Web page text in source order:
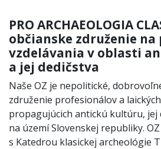
PRO ARCHAEOLOGIA
občianske združenie na
vzdelávania v oblasti
a jej dedičstva
Naše OZ je nepolitické,
združenie profesionálov a
propagujúcich antickú kultúru, jej
na území Slovenskej republiky.
s Katedrou klasickej archeológie